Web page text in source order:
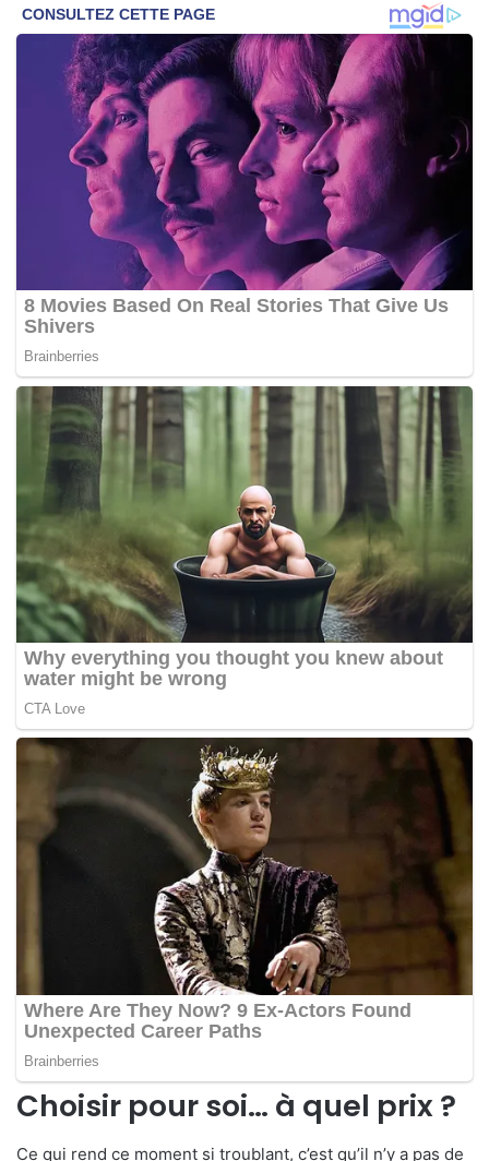
Choisir pour soi… à quel prix ?
Ce qui rend ce moment si troublant, c’est qu’il n’y a pas de